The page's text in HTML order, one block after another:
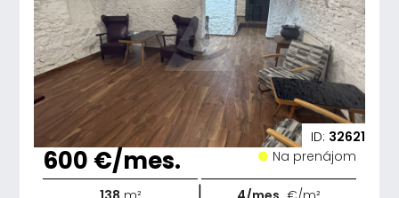
ID: 32621
600 €/mes. Na prenájom